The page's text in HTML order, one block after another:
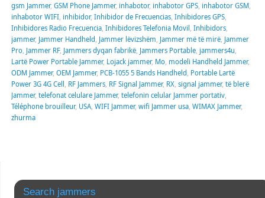
gsm Jammer, GSM Phone Jammer, inhabotor, inhabotor GPS, inhabotor GSM,
inhabotor WIFI, inhibidor, Inhibidor de Frecuencias, Inhibidores GPS,
Inhibidores Radio Frecuencia, Inhibidores Telefonia Movil Inhibidors,
jammer, Jammer Handheld Jammer lëvizshëm Jammer më të mirë, Jammer
Pro, Jammer RF, Jammers dyqan fabrikë, Jammers Portable, jammers4u
Lartë Power Portable Jammer, Lojack jammer, Mo, modeli Handheld Jammer,
ODM Jammer, OEM Jammer, PCB-1055 5 Bands Handheld Portable Lartë
Power 3G 4G Cell RF Jammers, RF Signal Jammer, RX, signal jammer, të blerë
Jammer, telefonat celulare Jammer, telefonin celular Jammer portativ,
Téléphone brouilleur, USA, WIFI Jammer, wifi Jammer usa, WIMAX Jammer,
zhurma
Search jammers